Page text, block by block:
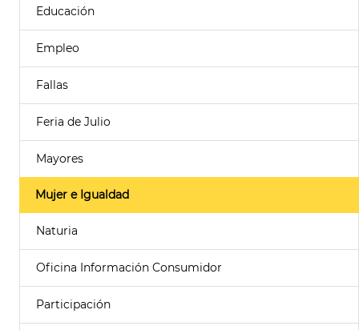
Educación
Empleo
Fallas
Feria de Julio
Mayores
Mujer e Igualdad
Naturia
Oficina Información Consumidor
Participación